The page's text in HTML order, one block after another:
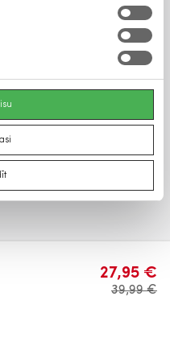
27,95 €
39,99 €